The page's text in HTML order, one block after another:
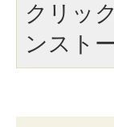
クリッ
ンスト